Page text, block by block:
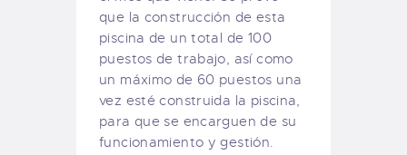
que la construcción de esta
piscina de un total de 100
puestos de trabajo, así como
un máximo de 60 puestos una
vez esté construida la piscina,
para que se encarguen de su
funcionamiento y gestión.